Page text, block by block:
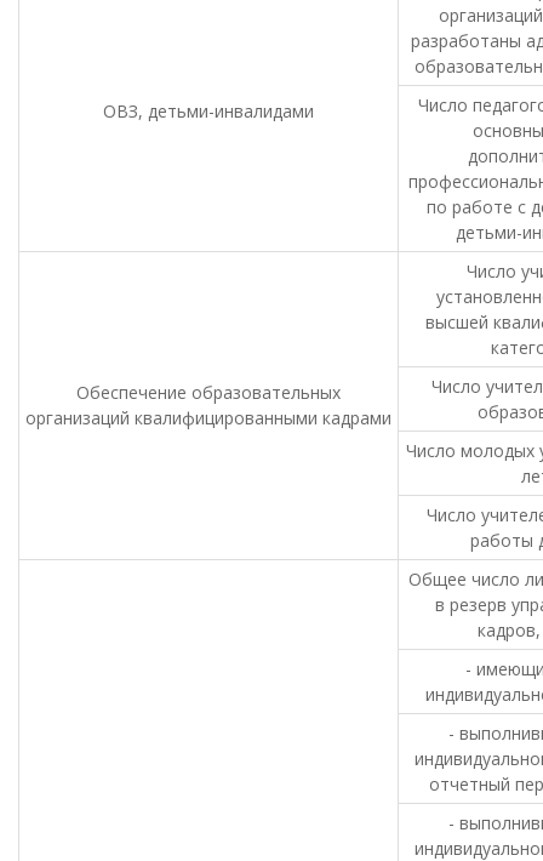
ОВЗ, детьми-инвалидами
разработаны
Число
по работе с
детьми-
Обеспечение образовательных
организаций квалифицированными кадрами
Число
высшей
Число
Число молодых
Число
работы
Общее число
в резерв
-
-
отчетный
-